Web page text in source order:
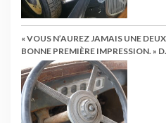
« VOUS N’AUREZ JAMAIS UNE
BONNE PREMIÈRE IMPRESSION. »